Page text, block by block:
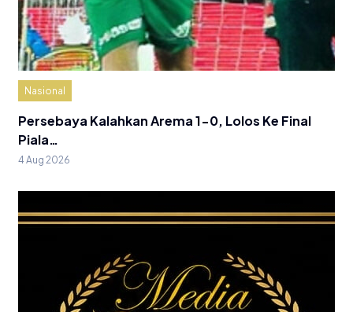
Nasional
Persebaya Kalahkan Arema 1-0, Lolos Ke Final
Piala…
4 Aug 2026